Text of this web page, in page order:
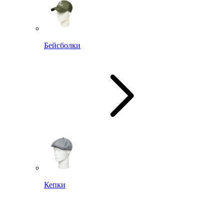
Бейсболки
Кепки